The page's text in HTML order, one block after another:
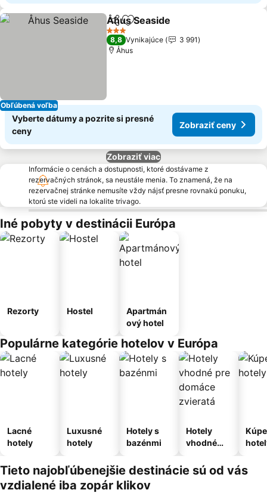
Obľúbená voľba
ZdieľaťPridať do obľúbených
Åhus Seaside
3 Počet hviezdičiek
8,8 Vynikajúce
3 991
Åhus
Vyberte dátumy a pozrite si presné
ceny
Zobraziť ceny
Zobraziť viac
Informácie o cenách a dostupnosti, ktoré dostávame z
rezervačných stránok, sa neustále menia. To znamená, že na
rezervačnej stránke nemusíte vždy nájsť presne rovnakú ponuku,
ktorú ste videli na lokalite trivago.
Iné pobyty v destinácii Európa
Rezorty Hostel
Apartmán
ový hotel
Populárne kategórie hotelov v Európa
Lacné
hotely
Luxusné
hotely
Hotely s
bazénmi
Hotely
vhodné
domáce
zvieratá
Tieto najobľúbenejšie destinácie sú od vás
vzdialené iba zopár klikov